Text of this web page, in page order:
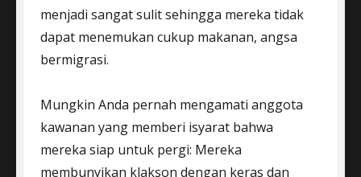
menjadi sangat sulit sehingga mereka tidak
dapat menemukan cukup makanan, angsa
bermigrasi.
Mungkin Anda pernah mengamati anggota
kawanan yang memberi isyarat bahwa
mereka siap untuk pergi: Mereka
membunyikan klakson dengan keras dan